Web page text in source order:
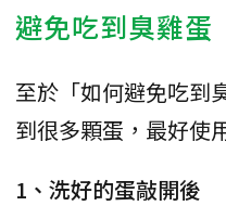
避免吃到臭雞
至於「如何避免吃到
到很多顆蛋，最好使
1、洗好的蛋敲開後